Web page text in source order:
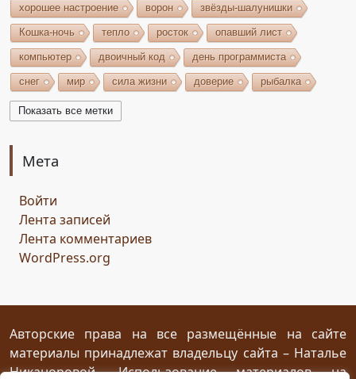
хорошее настроение ворон звёзды-шалунишки
Кошка-ночь тепло росток опавший лист
компьютер двоичный код день программиста
снег мир сила жизни доверие рыбалка
волшебство игрушки
возрождение
сомнение
мяч стирательная резинка
ресторан
птица Киви путеводный камень магия камня
Показать все метки
Мета
Войти
Лента записей
Лента комментариев
WordPress.org
Авторские права на все размещённые на сайте
материалы принадлежат владельцу сайта – Наталье
Никаноровой. Использование материалов на